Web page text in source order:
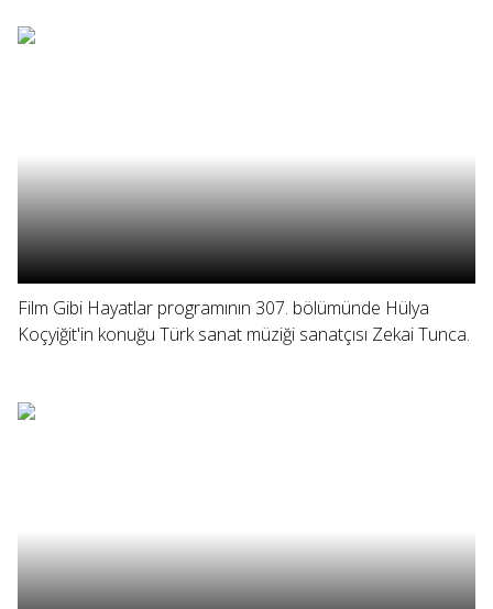
Film Gibi Hayatlar programının 307. bölümünde Hülya
Koçyiğit'in konuğu Türk sanat müziği sanatçısı Zekai Tunca.